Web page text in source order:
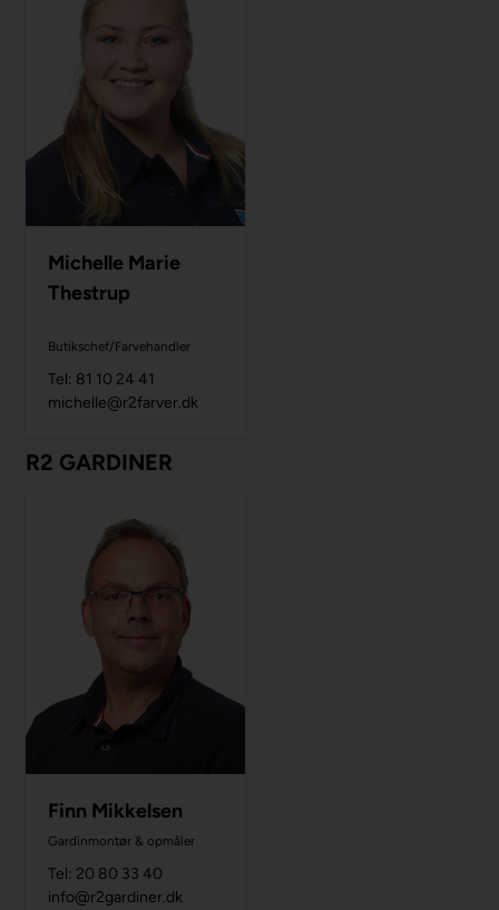
Michelle Marie
Thestrup
Butikschef/Farvehandler
Tel: 81 10 24 41
michelle@r2farver.dk
R2 GARDINER
Finn Mikkelsen
Gardinmontør & opmåler
Tel: 20 80 33 40
info@r2gardiner.dk